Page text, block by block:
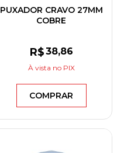
PUXADOR CRAVO 27MM
COBRE
R$38,86
À vista no PIX
COMPRAR